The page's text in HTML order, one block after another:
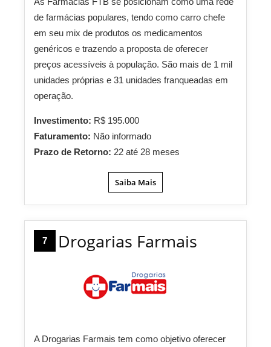
de farmácias populares, tendo como carro chefe
em seu mix de produtos os medicamentos
genéricos e trazendo a proposta de oferecer
preços acessíveis à população. São mais de 1 mil
unidades próprias e 31 unidades franqueadas em
operação.
Investimento: R$ 195.000
Faturamento: Não informado
Prazo de Retorno: 22 até 28 meses
Saiba Mais
7 Drogarias Farmais
A Drogarias Farmais tem como objetivo oferecer